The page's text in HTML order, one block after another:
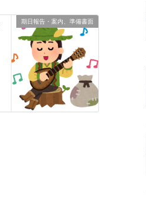
期日報告・案内、準備書面